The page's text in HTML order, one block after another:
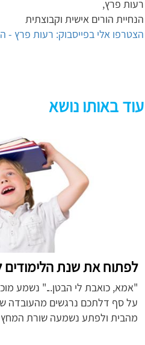
רעות פרץ,
הנחיית הורים אישית וקבוצתית
הצטרפו אלי בפייסבוק: רעות פרץ -
עוד באותו נושא
לפתוח את שנת הלימודים
"אמא, כואבת לי הבטן..." נשמע
על סף דלתכם נרגשים מהעובדה
מהבית ולפתע נשמעה שורת המחץ